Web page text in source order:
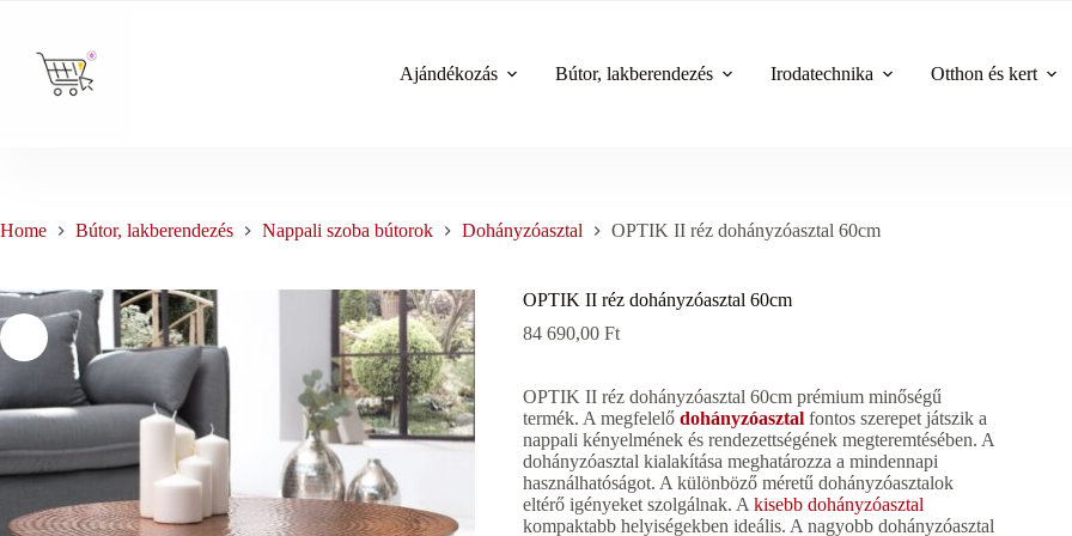
content
Ajándékozás
Bútor, lakberendezés Irodatechnika Otthon és kert
Home Bútor, lakberendezés Nappali szoba bútorok Dohányzóasztal OPTIK II réz dohányzóasztal 60cm
OPTIK II réz dohányzóasztal 60cm
84 690,00Ft
OPTIK II réz dohányzóasztal 60cm prémium minőségű
termék. A megfelelődohányzóasztal fontos szerepet játszik a
nappali kényelmének és rendezettségének megteremtésében. A
dohányzóasztal kialakítása meghatározza a mindennapi
használhatóságot. A különböző méretű dohányzóasztalok
eltérő igényeket szolgálnak. Akisebb dohányzóasztal
kompaktabb helyiségekben ideális. A nagyobb dohányzóasztal